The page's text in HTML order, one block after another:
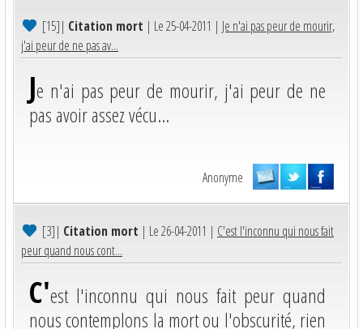
[15]| Citation mort | Le 25-04-2011 | Je n'ai pas peur de mourir,
j'ai peur de ne pas av...
Je n'ai pas peur de mourir, j'ai peur de ne
pas avoir assez vécu...
Anonyme
[3]| Citation mort | Le 26-04-2011 | C'est l'inconnu qui nous fait
peur quand nous cont...
C'est l'inconnu qui nous fait peur quand
nous contemplons la mort ou l'obscurité, rien